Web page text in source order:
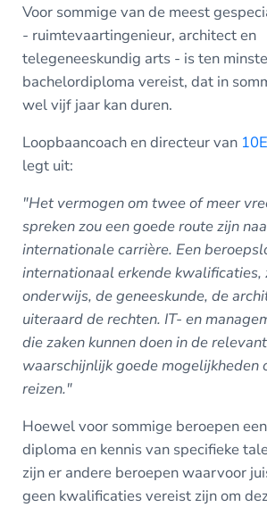
Voor sommige van de meest
- ruimtevaartingenieur, architect en
telegeneeskundig arts - is ten
bachelordiploma vereist, dat in
wel vijf jaar kan duren.
Loopbaancoach en directeur van
legt uit:
"Het vermogen om twee of meer
spreken zou een goede route zijn
internationale carrière. Een
internationaal erkende kwalificaties,
onderwijs, de geneeskunde, de
uiteraard de rechten. IT- en
die zaken kunnen doen in de
waarschijnlijk goede mogelijkheden
reizen."
Hoewel voor sommige beroepen
diploma en kennis van specifieke
zijn er andere beroepen waarvoor
geen kwalificaties vereist zijn om